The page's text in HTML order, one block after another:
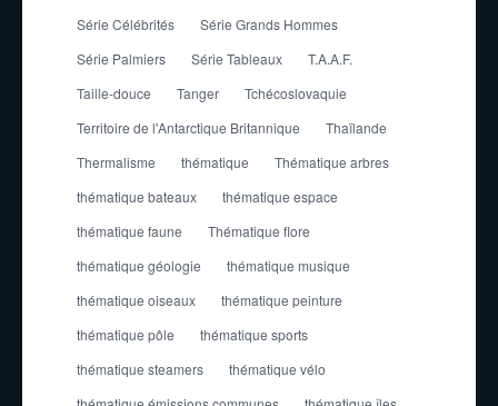
Série Célébrités
Série Grands Hommes
Série Palmiers
Série Tableaux
T.A.A.F.
Taille-douce
Tanger
Tchécoslovaquie
Territoire de l'Antarctique Britannique
Thaïlande
Thermalisme
thématique
Thématique arbres
thématique bateaux
thématique espace
thématique faune
Thématique flore
thématique géologie
thématique musique
thématique oiseaux
thématique peinture
thématique pôle
thématique sports
thématique steamers
thématique vélo